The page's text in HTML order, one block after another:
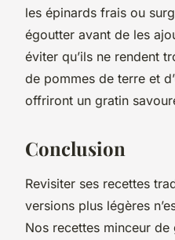
les épinards frais ou
égoutter avant de les
éviter qu’ils ne rendent
de pommes de terre et
offriront un gratin
Conclusion
Revisiter ses recettes
versions plus légères
Nos recettes minceur